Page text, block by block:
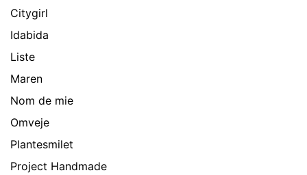
Citygirl
Idabida
Liste
Maren
Nom de mie
Omveje
Plantesmilet
Project Handmade